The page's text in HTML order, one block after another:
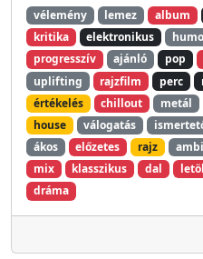
vélemény lemez album
kritika
elektronikus
progresszív
ajánló pop
uplifting
rajzfilm perc
értékelés
chillout metál
house
válogatás
ákos
előzetes rajz
mix
klasszikus dal
dráma